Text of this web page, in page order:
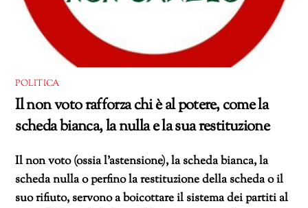
POLITICA
Il non voto rafforza chi è al potere, come la
scheda bianca, la nulla e la sua restituzione
Il non voto (ossia l’astensione), la scheda bianca, la
scheda nulla o perfino la restituzione della scheda o il
suo rifiuto, servono a boicottare il sistema dei partiti al